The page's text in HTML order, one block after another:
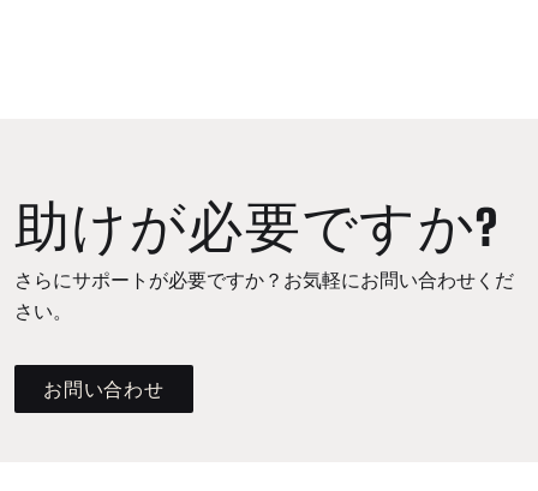
助けが必要ですか?
さらにサポートが必要ですか？お気軽にお問い合わせくだ
さい。
お問い合わせ